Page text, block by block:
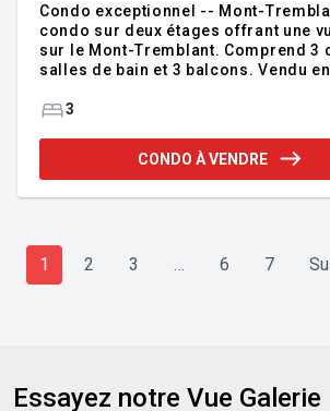
Condo exceptionnel -- Mont-Tremblant
condo sur deux étages offrant une
sur le Mont-Tremblant. Comprend 3
salles de bain et 3 balcons. Vendu
rangement extérieur. Situé dans un cul-de-sac
pistes. Accès à la randonnée, au ski
Piscines, spas, tennis et parc pour
Mont-Tremblant
3
CONDO À VENDRE
1 2 3 … 6 7
Essayez notre Vue Galerie